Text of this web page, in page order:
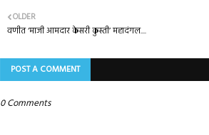
OLDER
वणीत ‘माजी आमदार केसरी कुस्ती’ महादंगल....
POST A COMMENT
0 Comments